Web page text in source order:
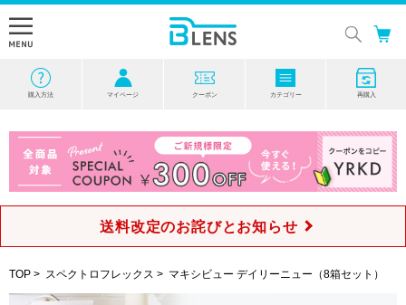
購入方法 マイページ クーポン カテゴリー 再購入
送料改定のお詫びとお知らせ
TOP > スペクトロフレックス > マキシビュー デイリーニュー（8箱セット）